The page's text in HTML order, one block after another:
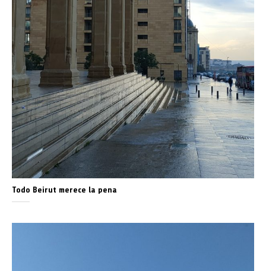
Todo Beirut merece la pena